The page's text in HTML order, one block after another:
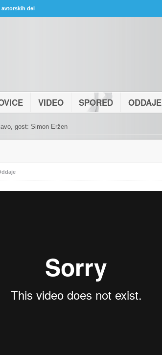
avtorskih del
VIDEO SPORED ODDAJE
gost: Simon Eržen